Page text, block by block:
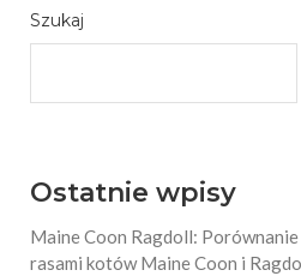
Szukaj
Ostatnie wpisy
Maine Coon Ragdoll:
rasami kotów Maine Coon i